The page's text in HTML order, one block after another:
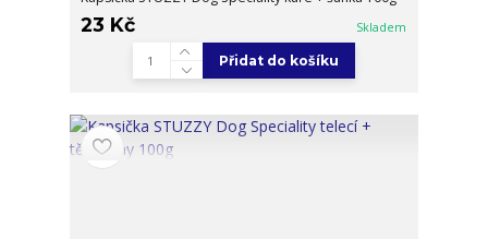
23 Kč Skladem
Přidat do košíku